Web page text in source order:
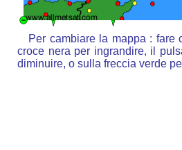
Per cambiare la mappa :
croce nera per ingrandire, il
diminuire, o sulla freccia verde